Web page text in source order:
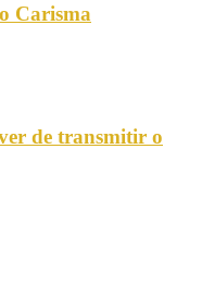
Carisma
de transmitir o